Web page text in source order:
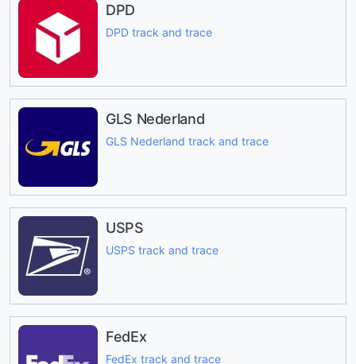
DPD
DPD track and trace
GLS Nederland
GLS Nederland track and trace
USPS
USPS track and trace
FedEx
FedEx track and trace